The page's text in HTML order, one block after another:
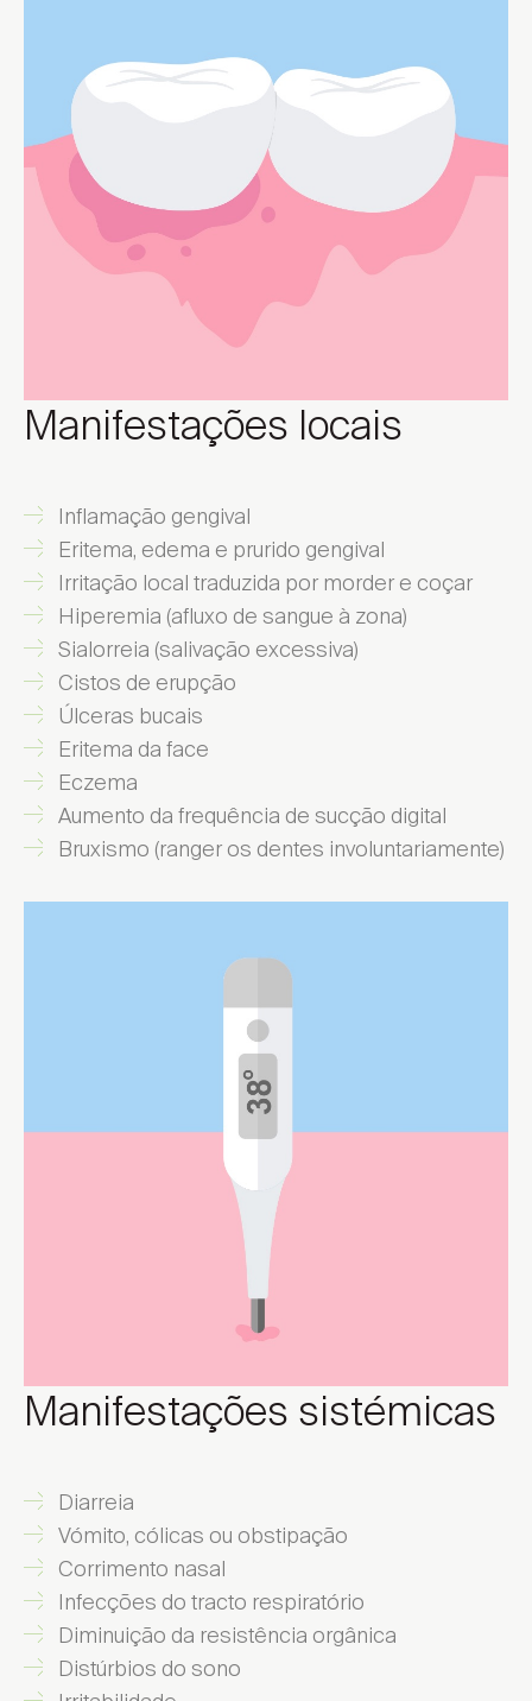
Manifestações locais
Inflamação gengival
Eritema, edema e prurido gengival
Irritação local traduzida por morder e coçar
Hiperemia (afluxo de sangue à zona)
Sialorreia (salivação excessiva)
Cistos de erupção
Úlceras bucais
Eritema da face
Eczema
Aumento da frequência de sucção digital
Bruxismo (ranger os dentes involuntariamente)
Manifestações sistémicas
Diarreia
Vómito, cólicas ou obstipação
Corrimento nasal
Infecções do tracto respiratório
Diminuição da resistência orgânica
Distúrbios do sono